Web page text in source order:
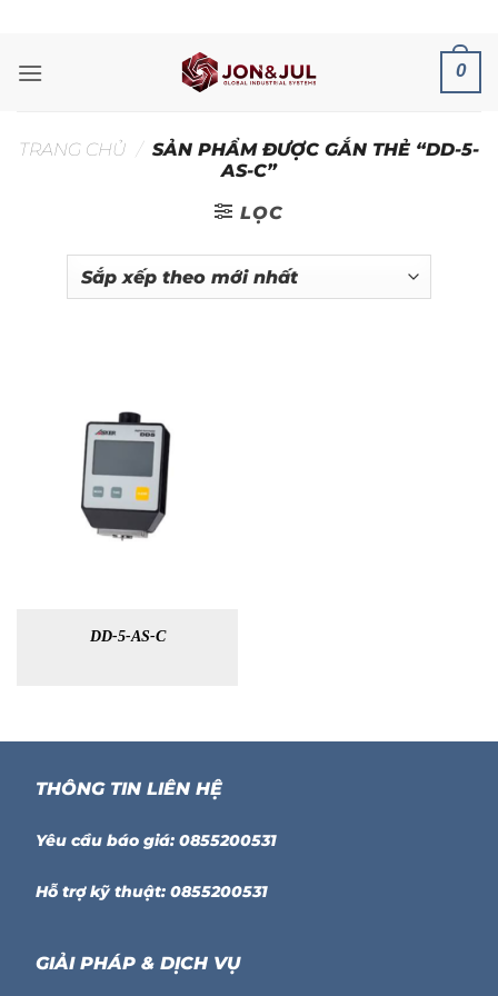
nội
0
TRANG CHỦ / SẢN PHẨM ĐƯỢC GẮN THẺ “DD-5-
AS-C”
LỌC
DD-5-AS-C
THÔNG TIN LIÊN HỆ
Yêu cầu báo giá: 0855200531
Hỗ trợ kỹ thuật: 0855200531
GIẢI PHÁP & DỊCH VỤ